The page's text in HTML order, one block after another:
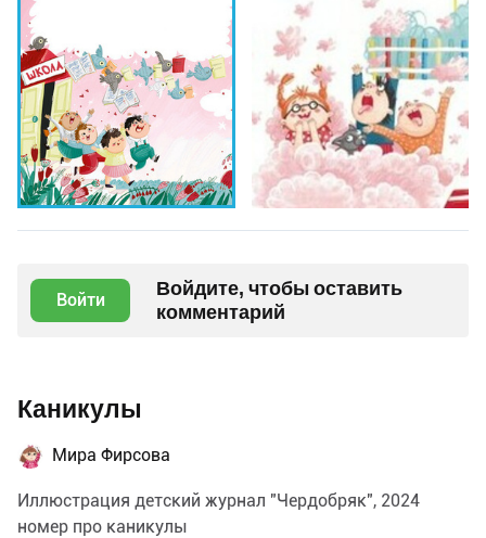
Войти
Войдите, чтобы оставить
комментарий
Каникулы
Мира Фирсова
Иллюстрация детский журнал "Чердобряк", 2024
номер про каникулы